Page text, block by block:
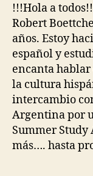
!!!Hola a
Robert
años. Estoy
español y
encanta
la cultura
intercambio
Argentina por
Summer Study
más…. hasta